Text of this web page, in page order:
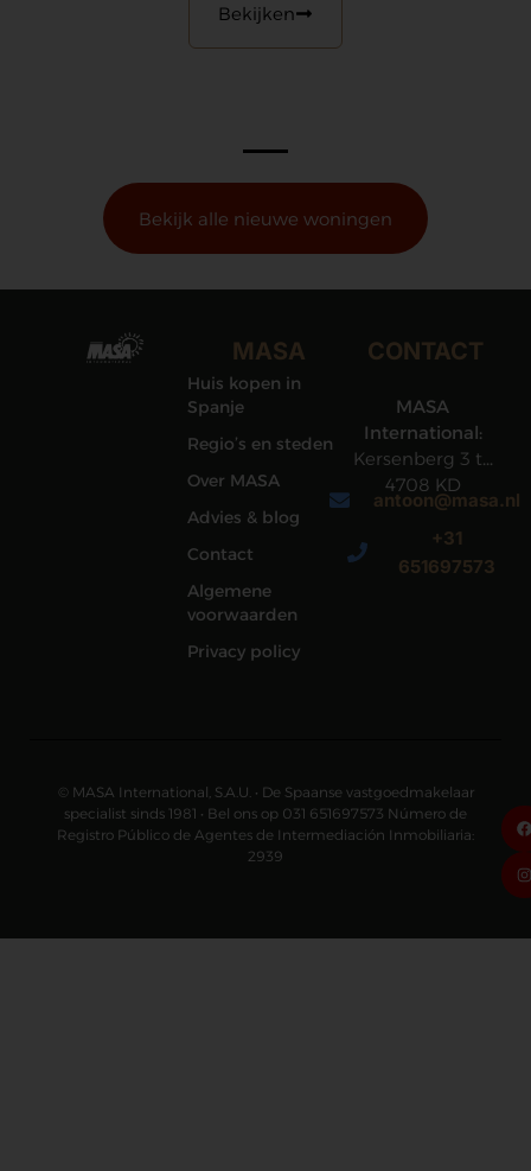
Bekijken
Bekijk alle nieuwe woningen
MASA
Huis kopen in
Spanje
Regio’s en steden
Over MASA
Advies & blog
Contact
Algemene
voorwaarden
Privacy policy
CONTACT
MASA
International:
Kersenberg 3 te
4708 KD
Roosendaal
antoon@masa.nl
+31
651697573
© MASA International, S.A.U. • De Spaanse vastgoedmakelaar
specialist sinds 1981 • Bel ons op 031 651697573 Número de
Registro Público de Agentes de Intermediación Inmobiliaria:
2939